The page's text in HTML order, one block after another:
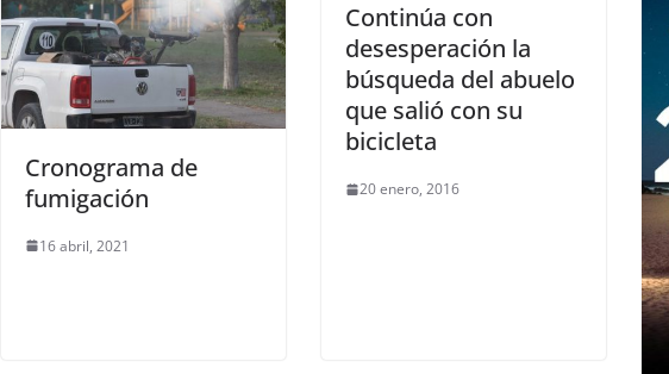
Cronograma de
fumigación
16 abril, 2021
Continúa con
desesperación la
búsqueda del abuelo
que salió con su
bicicleta
20 enero, 2016